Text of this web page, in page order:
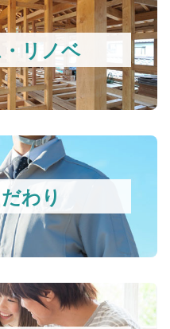
リノベ
わり